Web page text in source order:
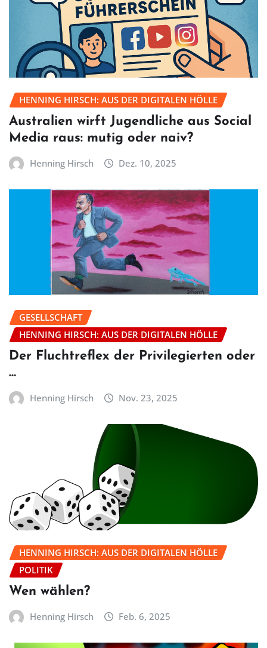
HENNING HIRSCH: AUS DER DIGITALEN HÖLLE
Australien wirft Jugendliche aus Social
Media raus: mutig oder naiv?
Henning Hirsch Dez. 10, 2025
GESELLSCHAFT
HENNING HIRSCH: AUS DER DIGITALEN HÖLLE
Der Fluchtreflex der Privilegierten oder
…
Henning Hirsch Nov. 23, 2025
HENNING HIRSCH: AUS DER DIGITALEN HÖLLE
POLITIK
Wen wählen?
Henning Hirsch Feb. 6, 2025